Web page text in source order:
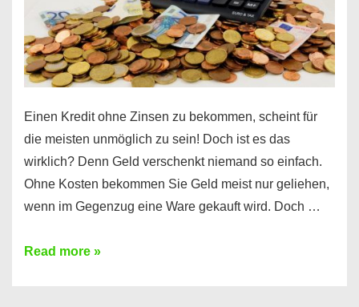
erfahren
Sie
es
Einen Kredit ohne Zinsen zu bekommen, scheint für
die meisten unmöglich zu sein! Doch ist es das
wirklich? Denn Geld verschenkt niemand so einfach.
Ohne Kosten bekommen Sie Geld meist nur geliehen,
wenn im Gegenzug eine Ware gekauft wird. Doch …
Einen
Read more »